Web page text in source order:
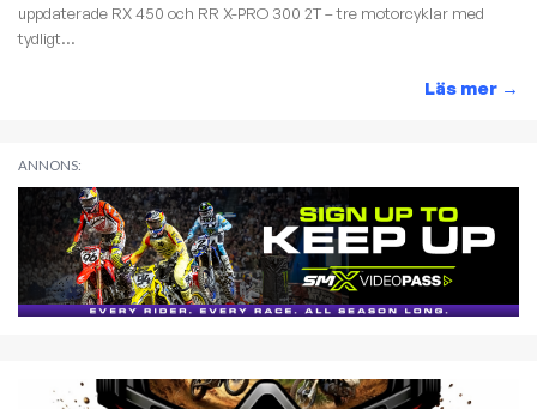
uppdaterade RX 450 och RR X-PRO 300 2T – tre motorcyklar med
tydligt...
Läs mer →
ANNONS: